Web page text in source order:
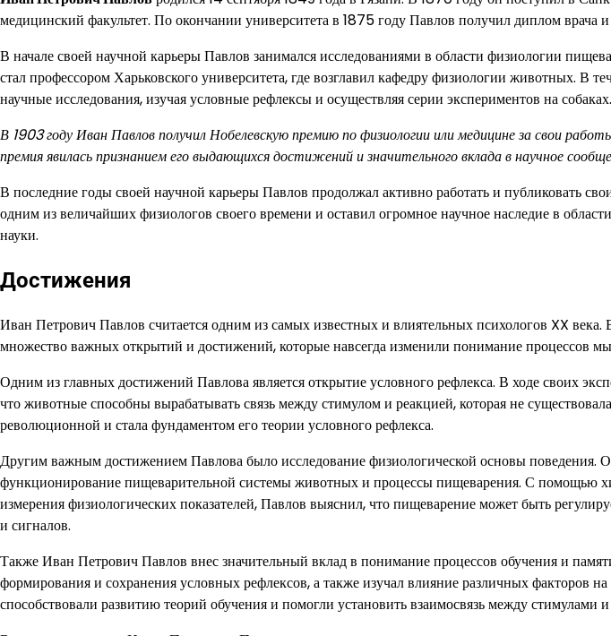
медицинский факультет. По окончании университета в 1875 году Павлов получил диплом врача
В начале своей научной карьеры Павлов занимался исследованиями в области физиологии
стал профессором Харьковского университета, где возглавил кафедру физиологии животных. В
научные исследования, изучая условные рефлексы и осуществляя серии экспериментов на собаках.
В 1903 году Иван Павлов получил Нобелевскую премию по физиологии или медицине за свои
премия явилась признанием его выдающихся достижений и значительного вклада в научное
В последние годы своей научной карьеры Павлов продолжал активно работать и публиковать
одним из величайших физиологов своего времени и оставил огромное научное наследие в
науки.
Достижения
Иван Петрович Павлов считается одним из самых известных и влиятельных психологов XX
множество важных открытий и достижений, которые навсегда изменили понимание процессов
Одним из главных достижений Павлова является открытие условного рефлекса. В ходе своих
что животные способны вырабатывать связь между стимулом и реакцией, которая не
революционной и стала фундаментом его теории условного рефлекса.
Другим важным достижением Павлова было исследование физиологической основы поведения.
функционирование пищеварительной системы животных и процессы пищеварения. С помощью
измерения физиологических показателей, Павлов выяснил, что пищеварение может быть
и сигналов.
Также Иван Петрович Павлов внес значительный вклад в понимание процессов обучения и
формирования и сохранения условных рефлексов, а также изучал влияние различных факторов
способствовали развитию теорий обучения и помогли установить взаимосвязь между стимулами